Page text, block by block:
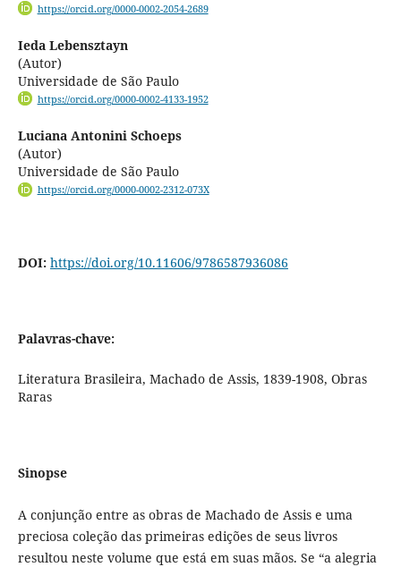
https://orcid.org/0000-0002-2054-2689
Ieda Lebensztayn
(Autor)
Universidade de São Paulo
https://orcid.org/0000-0002-4133-1952
Luciana Antonini Schoeps
(Autor)
Universidade de São Paulo
https://orcid.org/0000-0002-2312-073X
DOI: https://doi.org/10.11606/9786587936086
Palavras-chave:
Literatura Brasileira, Machado de Assis, 1839-1908, Obras
Raras
Sinopse
A conjunção entre as obras de Machado de Assis e uma
preciosa coleção das primeiras edições de seus livros
resultou neste volume que está em suas mãos. Se “a alegria